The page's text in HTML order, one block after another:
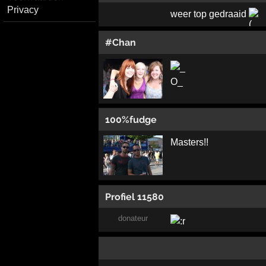
Privacy
weer top gedraaid
#Chan
100%fudge
Masters!!
Profiel 11580
donateur